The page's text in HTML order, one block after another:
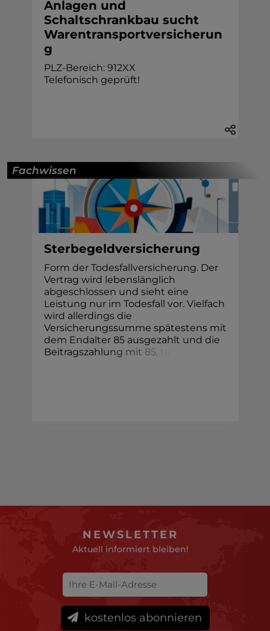
Anlagen und
Schaltschrankbau sucht
Warentransportversicherun
g
PLZ-Bereich: 912XX
Telefonisch geprüft!
Fachwissen
Sterbegeldversicherung
Form der Todesfallversicherung. Der
Vertrag wird lebenslänglich
abgeschlossen und sieht eine
Leistung nur im Todesfall vor. Vielfach
wird allerdings die
Versicherungssumme spätestens mit
dem Endalter 85 ausgezahlt und die
Beitragszahlung mit 85,
NEWSLETTER
Aktuell informiert bleiben!
kostenlos abonnieren